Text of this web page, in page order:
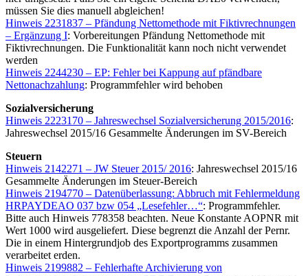
müssen Sie dies manuell abgleichen!
Hinweis 2231837 – Pfändung Nettomethode mit Fiktivrechnungen
– Ergänzung I: Vorbereitungen Pfändung Nettomethode mit
Fiktivrechnungen. Die Funktionalität kann noch nicht verwendet
werden
Hinweis 2244230 – EP: Fehler bei Kappung auf pfändbare
Nettonachzahlung: Programmfehler wird behoben
Sozialversicherung
Hinweis 2223170 – Jahreswechsel Sozialversicherung 2015/2016:
Jahreswechsel 2015/16 Gesammelte Änderungen im SV-Bereich
Steuern
Hinweis 2142271 – JW Steuer 2015/ 2016: Jahreswechsel 2015/16
Gesammelte Änderungen im Steuer-Bereich
Hinweis 2194770 – Datenüberlassung: Abbruch mit Fehlermeldung
HRPAYDEAO 037 bzw 054 „Lesefehler…“: Programmfehler.
Bitte auch Hinweis 778358 beachten. Neue Konstante AOPNR mit
Wert 1000 wird ausgeliefert. Diese begrenzt die Anzahl der Pernr.
Die in einem Hintergrundjob des Exportprogramms zusammen
verarbeitet erden.
Hinweis 2199882 – Fehlerhafte Archivierung von